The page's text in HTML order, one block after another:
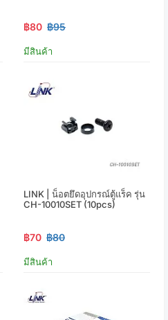
฿80 ฿95
มีสินค้า
LINK | น็อตยึดอุปกรณ์ตู้แร็ค รุ่น
CH-10010SET (10pcs)
฿70 ฿80
มีสินค้า